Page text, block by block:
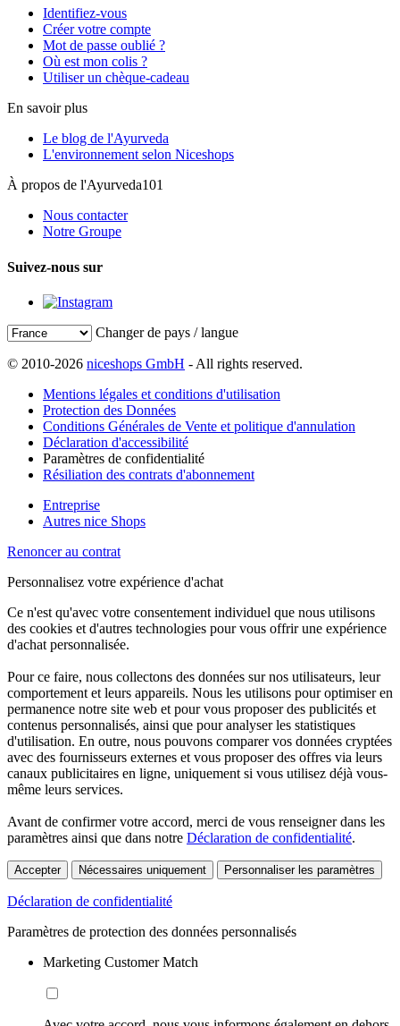
Identifiez-vous
Créer votre compte
Mot de passe oublié ?
Où est mon colis ?
Utiliser un chèque-cadeau
En savoir plus
Le blog de l'Ayurveda
L'environnement selon Niceshops
À propos de l'Ayurveda101
Nous contacter
Notre Groupe
Suivez-nous sur
Changer de pays / langue
© 2010-2026 niceshops GmbH - All rights reserved.
Mentions légales et conditions d'utilisation
Protection des Données
Conditions Générales de Vente et politique d'annulation
Déclaration d'accessibilité
Paramètres de confidentialité
Résiliation des contrats d'abonnement
Entreprise
Autres nice Shops
Renoncer au contrat
Personnalisez votre expérience d'achat
Ce n'est qu'avec votre consentement individuel que nous utilisons
des cookies et d'autres technologies pour vous offrir une expérience
d'achat personnalisée.
Pour ce faire, nous collectons des données sur nos utilisateurs, leur
comportement et leurs appareils. Nous les utilisons pour optimiser en
permanence notre site web et pour vous proposer des publicités et
contenus personnalisés, ainsi que pour analyser les statistiques
d'utilisation. En outre, nous pouvons comparer vos données cryptées
avec des fournisseurs externes et vous proposer des offres via leurs
canaux publicitaires en ligne, uniquement si vous utilisez déjà vous-
même leurs services.
Avant de confirmer votre accord, merci de vous renseigner dans les
paramètres ainsi que dans notre Déclaration de confidentialité.
Accepter Nécessaires uniquement Personnaliser les paramètres
Déclaration de confidentialité
Paramètres de protection des données personnalisés
Marketing Customer Match